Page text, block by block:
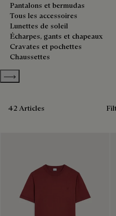
Pantalons et bermudas
Tous les accessoires
Lunettes de soleil
Écharpes, gants et chapeaux
Cravates et pochettes
Chaussettes
Show more categories
42 Articles